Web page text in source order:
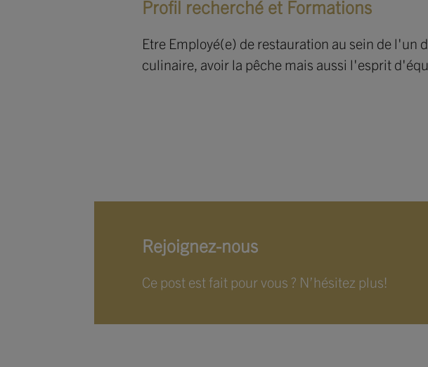
Profil recherché et Formations
Etre Employé(e) de restauration au sein de l'un
culinaire, avoir la pêche mais aussi l'esprit
Rejoignez-nous
Ce post est fait pour vous ? N’hésitez plus!